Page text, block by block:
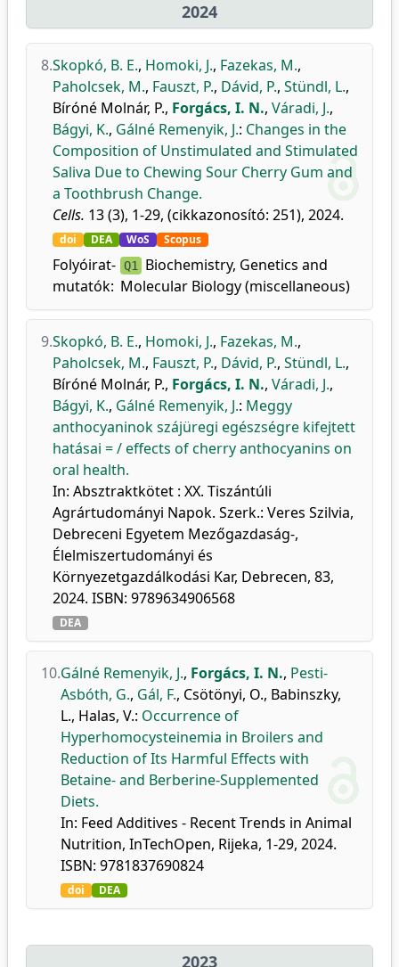
2024
8.Skopkó, B. E., Homoki, J., Fazekas, M.,
Paholcsek, M., Fauszt, P., Dávid, P., Stündl, L.,
Bíróné Molnár, P., Forgács, I. N., Váradi, J.,
Bágyi, K., Gálné Remenyik, J.: Changes in the
Composition of Unstimulated and Stimulated
Saliva Due to Chewing Sour Cherry Gum and
a Toothbrush Change.
Cells. 13 (3), 1-29, (cikkazonosító: 251), 2024.
doi DEA WoS Scopus
Folyóirat-
mutatók:
Q1 Biochemistry, Genetics and
Molecular Biology (miscellaneous)
9.Skopkó, B. E., Homoki, J., Fazekas, M.,
Paholcsek, M., Fauszt, P., Dávid, P., Stündl, L.,
Bíróné Molnár, P., Forgács, I. N., Váradi, J.,
Bágyi, K., Gálné Remenyik, J.: Meggy
anthocyaninok szájüregi egészségre kifejtett
hatásai = / effects of cherry anthocyanins on
oral health.
In: Absztraktkötet : XX. Tiszántúli
Agrártudományi Napok. Szerk.: Veres Szilvia,
Debreceni Egyetem Mezőgazdaság-,
Élelmiszertudományi és
Környezetgazdálkodási Kar, Debrecen, 83,
2024. ISBN: 9789634906568
DEA
10.Gálné Remenyik, J., Forgács, I. N., Pesti-
Asbóth, G., Gál, F., Csötönyi, O., Babinszky,
L., Halas, V.: Occurrence of
Hyperhomocysteinemia in Broilers and
Reduction of Its Harmful Effects with
Betaine- and Berberine-Supplemented
Diets.
In: Feed Additives - Recent Trends in Animal
Nutrition, InTechOpen, Rijeka, 1-29, 2024.
ISBN: 9781837690824
doi DEA
2023